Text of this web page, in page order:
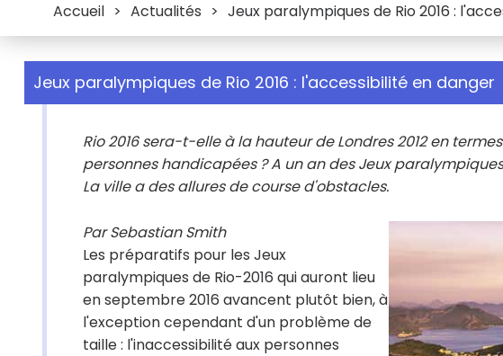
Accueil > Actualités > Jeux paralympiques de Rio 2016 :
Jeux paralympiques de Rio 2016 : l'accessibilité en danger
Rio 2016 sera-t-elle à la hauteur de Londres 2012 en
personnes handicapées ? A un an des Jeux
La ville a des allures de course d'obstacles.
Par Sebastian Smith
Les préparatifs pour les Jeux
paralympiques de Rio-2016 qui auront lieu
en septembre 2016 avancent plutôt bien, à
l'exception cependant d'un problème de
taille : l'inaccessibilité aux personnes